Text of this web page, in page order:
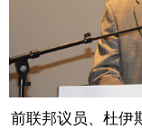
前联邦议员、杜伊